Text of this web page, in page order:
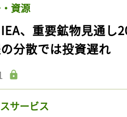
資源
IEA、重要鉱物見通
分散では投資遅れ
サービス